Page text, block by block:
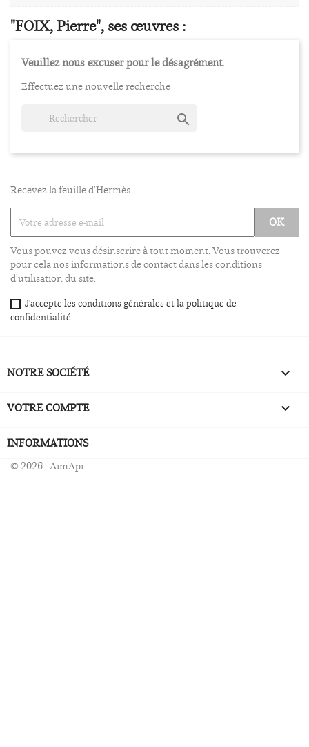
"FOIX, Pierre", ses œuvres :
Veuillez nous excuser pour le désagrément.
Effectuez une nouvelle recherche

Recevez la feuille d'Hermès
Vous pouvez vous désinscrire à tout moment. Vous trouverez
pour cela nos informations de contact dans les conditions
d'utilisation du site.
J'accepte les conditions générales et la politique de
confidentialité
NOTRE SOCIÉTÉ 
VOTRE COMPTE 
INFORMATIONS
© 2026 - AimApi